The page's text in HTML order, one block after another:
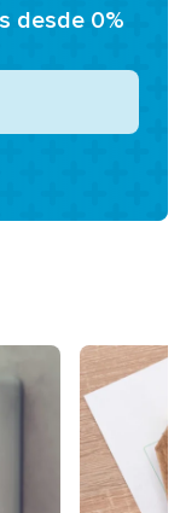
desde 0%